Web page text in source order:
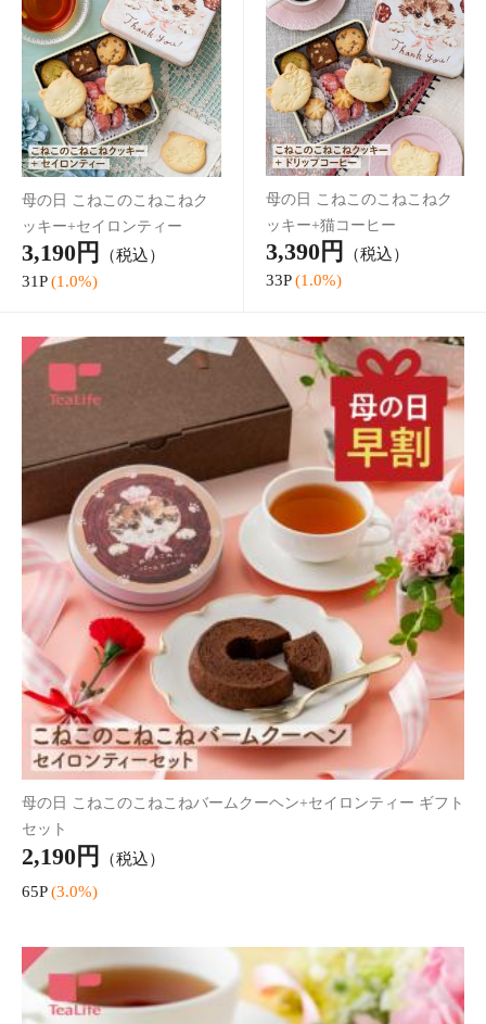
母の日 こねこのこねこねバームクーヘン+セイロンティー ギフト
セット
2,190円（税込）
65P (3.0%)
母の日 レモンマドレーヌ ギフトセット 箱入り
990円（税込）
送料無
(1.0%)